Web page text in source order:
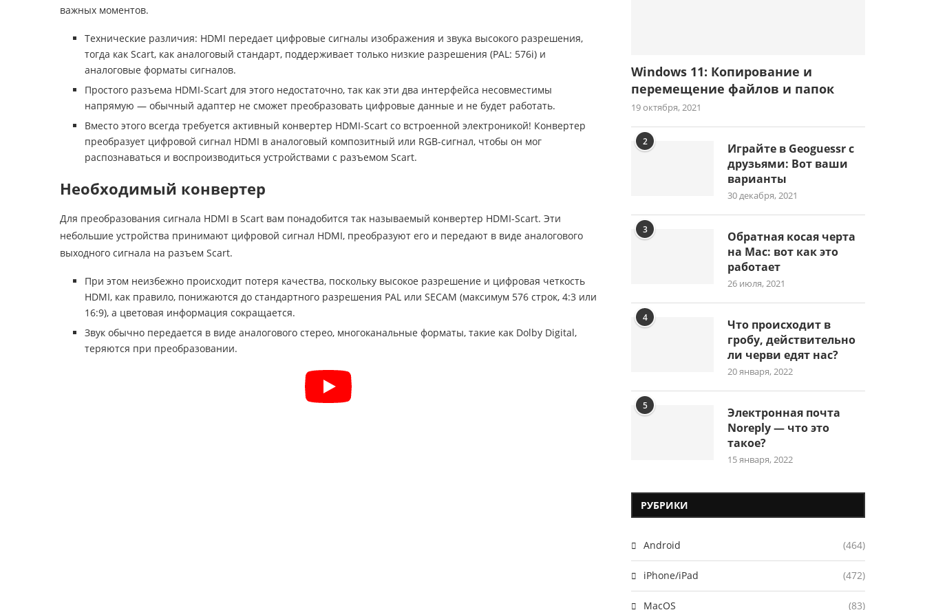
важных моментов.
Технические различия: HDMI передает цифровые сигналы изображения и звука высокого разрешения,
тогда как Scart, как аналоговый стандарт, поддерживает только низкие разрешения (PAL: 576i) и
аналоговые форматы сигналов.
Простого разъема HDMI-Scart для этого недостаточно, так как эти два интерфейса несовместимы
напрямую — обычный адаптер не сможет преобразовать цифровые данные и не будет работать.
Вместо этого всегда требуется активный конвертер HDMI-Scart со встроенной электроникой! Конвертер
преобразует цифровой сигнал HDMI в аналоговый композитный или RGB-сигнал, чтобы он мог
распознаваться и воспроизводиться устройствами с разъемом Scart.
Необходимый конвертер
Для преобразования сигнала HDMI в Scart вам понадобится так называемый конвертер HDMI-Scart. Эти
небольшие устройства принимают цифровой сигнал HDMI, преобразуют его и передают в виде аналогового
выходного сигнала на разъем Scart.
При этом неизбежно происходит потеря качества, поскольку высокое разрешение и цифровая четкость
HDMI, как правило, понижаются до стандартного разрешения PAL или SECAM (максимум 576 строк, 4:3 или
16:9), а цветовая информация сокращается.
Звук обычно передается в виде аналогового стерео, многоканальные форматы, такие как Dolby Digital,
теряются при преобразовании.
Windows 11: Копирование и
перемещение файлов и папок
19 октября, 2021
2
Играйте в Geoguessr с
друзьями: Вот ваши
варианты
30 декабря, 2021
3
Обратная косая черта
на Mac: вот как это
работает
26 июля, 2021
4
Что происходит в
гробу, действительно
ли черви едят нас?
20 января, 2022
5
Электронная почта
Noreply — что это
такое?
15 января, 2022
РУБРИКИ
Android (464)
iPhone/iPad (472)
MacOS (83)